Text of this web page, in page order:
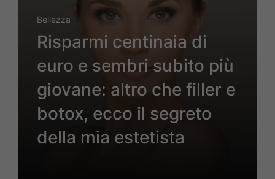
Bellezza
Risparmi centinaia di
euro e sembri subito più
giovane: altro che filler e
botox, ecco il segreto
della mia estetista